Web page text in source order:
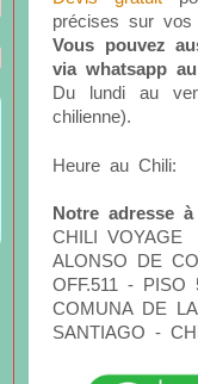
précises sur vos
Vous pouvez
via whatsapp au
Du lundi au
chilienne).
Heure au Chili:
Notre adresse
CHILI VOYAGE
ALONSO DE
OFF.511 - PISO
COMUNA DE
SANTIAGO -